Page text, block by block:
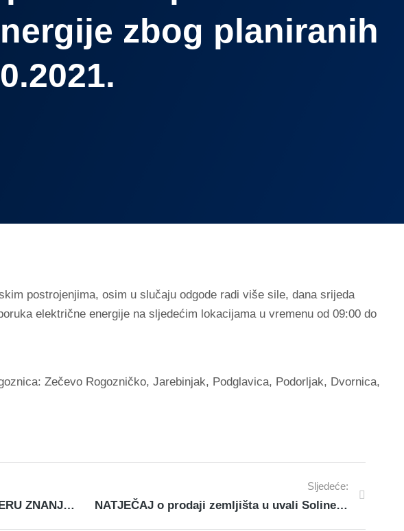
zbog planiranih
postrojenjima, osim u slučaju odgode radi više sile, dana srijeda
električne energije na sljedećim lokacijama u vremenu od 09:00 do
Zečevo Rogozničko, Jarebinjak, Podglavica, Podorljak, Dvornica,
POZIV NA PRETHODNU PROVJERU ZNANJA I SPOSOBNOSTI (pisano testiranje i provjera praktičnog rada na računalu)
Sljedeće:
NATJEČAJ o prodaji zemljišta u uvali Soline u Rogoznici